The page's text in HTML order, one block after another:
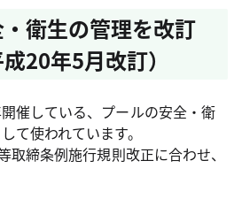
衛生の管理を改訂
20年5月改訂）
催している、プールの安全・衛
て使われています。
取締条例施行規則改正に合わせ、